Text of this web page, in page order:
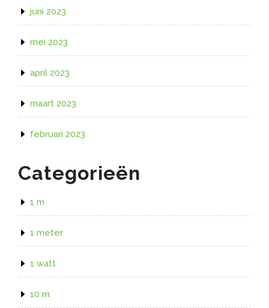
juni 2023
mei 2023
april 2023
maart 2023
februari 2023
Categorieën
1 m
1 meter
1 watt
10 m